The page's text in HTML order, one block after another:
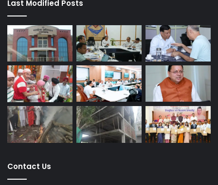
Last Modified Posts
Contact Us